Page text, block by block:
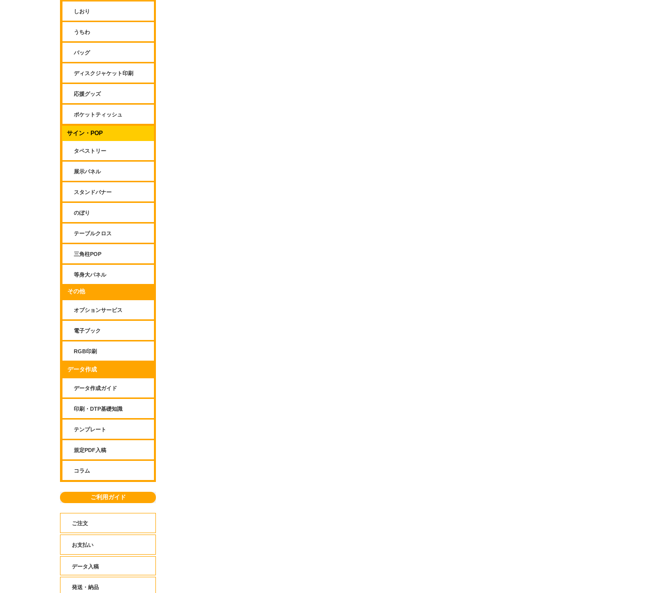
しおり
うちわ
バッグ
ディスクジャケット印刷
応援グッズ
ポケットティッシュ
サイン・POP
タペストリー
展示パネル
スタンドバナー
のぼり
テーブルクロス
三角柱POP
等身大パネル
その他
オプションサービス
電子ブック
RGB印刷
データ作成
データ作成ガイド
印刷・DTP基礎知識
テンプレート
規定PDF入稿
コラム
ご利用ガイド
ご注文
お支払い
データ入稿
発送・納品